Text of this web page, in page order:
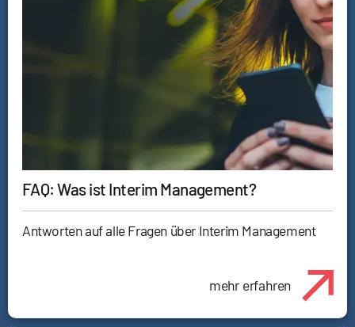
FAQ: Was ist Interim Management?
Antworten auf alle Fragen über Interim Management
mehr erfahren